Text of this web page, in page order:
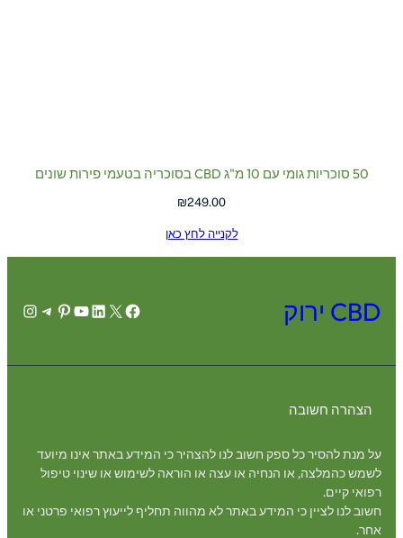
50 סוכריות גומי עם 10 מ"ג CBD בסוכריה בטעמי פירות שונים
₪249.00
לקנייה לחץ כאן
CBD ירוק Facebook
X
LinkedIn
YouTube
Pinterest
הצהרה חשובה
על מנת להסיר כל ספק חשוב לנו להצהיר כי המידע באתר אינו מיועד
לשמש כהמלצה, או הנחיה או עצה או הוראה לשימוש או שינוי טיפול
רפואי קיים.
חשוב לנו לציין כי המידע באתר לא מהווה תחליף לייעוץ רפואי פרטני או
אחר.